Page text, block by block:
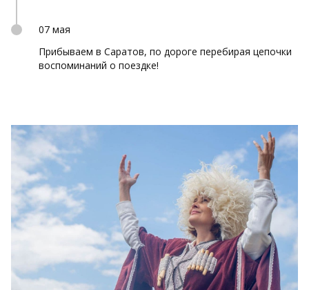
07 мая
Прибываем в Саратов, по дороге перебирая цепочки
воспоминаний о поездке!